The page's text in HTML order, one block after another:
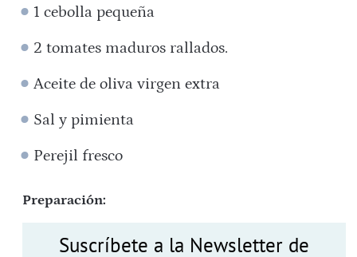
1 cebolla pequeña
2 tomates maduros rallados.
Aceite de oliva virgen extra
Sal y pimienta
Perejil fresco
Preparación:
Suscríbete a la Newsletter de